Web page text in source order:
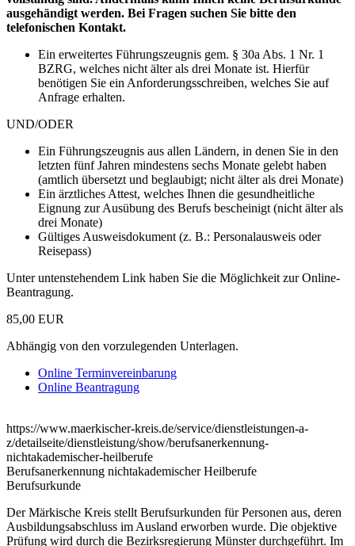
ausgehändigt werden. Bei Fragen suchen Sie bitte den
telefonischen Kontakt.
Ein erweitertes Führungszeugnis gem. § 30a Abs. 1 Nr. 1
BZRG, welches nicht älter als drei Monate ist. Hierfür
benötigen Sie ein Anforderungsschreiben, welches Sie auf
Anfrage erhalten.
UND/ODER
Ein Führungszeugnis aus allen Ländern, in denen Sie in den
letzten fünf Jahren mindestens sechs Monate gelebt haben
(amtlich übersetzt und beglaubigt; nicht älter als drei Monate)
Ein ärztliches Attest, welches Ihnen die gesundheitliche
Eignung zur Ausübung des Berufs bescheinigt (nicht älter als
drei Monate)
Gültiges Ausweisdokument (z. B.: Personalausweis oder
Reisepass)
Unter untenstehendem Link haben Sie die Möglichkeit zur Online-
Beantragung.
85,00 EUR
Abhängig von den vorzulegenden Unterlagen.
Online Terminvereinbarung
Online Beantragung
https://www.maerkischer-kreis.de/service/dienstleistungen-a-
z/detailseite/dienstleistung/show/berufsanerkennung-
nichtakademischer-heilberufe
Berufsanerkennung nichtakademischer Heilberufe
Berufsurkunde
Der Märkische Kreis stellt Berufsurkunden für Personen aus, deren
Ausbildungsabschluss im Ausland erworben wurde. Die objektive
Prüfung wird durch die Bezirksregierung Münster durchgeführt. Im